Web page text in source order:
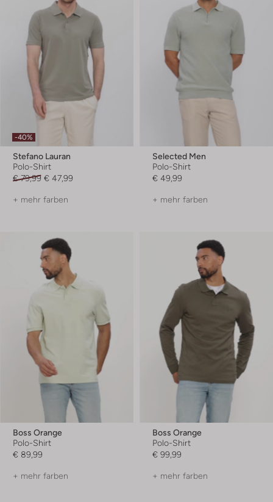
-40%
Stefano Lauran
Polo-Shirt
€ 79,99 € 47,99
+ mehr farben
Selected Men
Polo-Shirt
€ 49,99
+ mehr farben
Boss Orange
Polo-Shirt
€ 89,99
+ mehr farben
Boss Orange
Polo-Shirt
€ 99,99
+ mehr farben